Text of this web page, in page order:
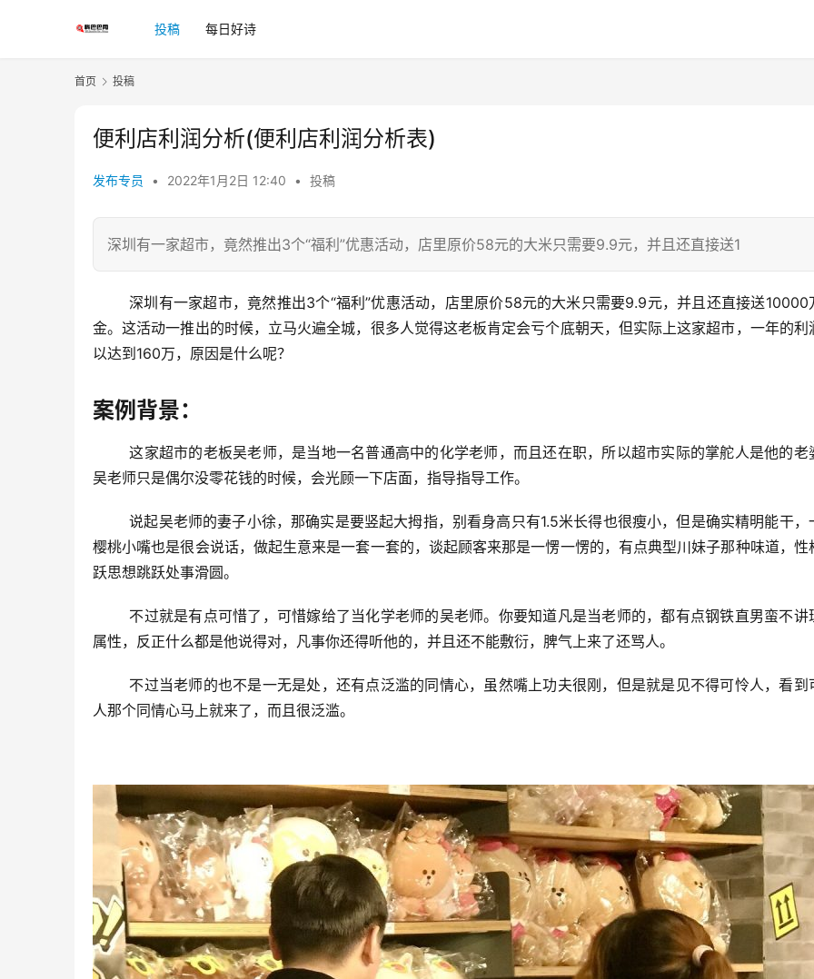
投稿 每日好诗
首页 投稿
便利店利润分析(便利店利润分析表)
发布专员 • 2022年1月2日 12:40 • 投稿
深圳有一家超市，竟然推出3个“福利”优惠活动，店里原价58元的大米只需要9.9元，并且还直接送1
	深圳有一家超市，竟然推出3个“福利”优惠活动，店里原价58元的大米只需要9.9元，并且还直接送10000万现
金。这活动一推出的时候，立马火遍全城，很多人觉得这老板肯定会亏个底朝天，但实际上这家超市，一年的利
以达到160万，原因是什么呢？
案例背景：
	这家超市的老板吴老师，是当地一名普通高中的化学老师，而且还在职，所以超市实际的掌舵人是他的老婆。
吴老师只是偶尔没零花钱的时候，会光顾一下店面，指导指导工作。
	说起吴老师的妻子小徐，那确实是要竖起大拇指，别看身高只有1.5米长得也很瘦小，但是确实精明能干，一张
樱桃小嘴也是很会说话，做起生意来是一套一套的，谈起顾客来那是一愣一愣的，有点典型川妹子那种味道，性
跃思想跳跃处事滑圆。
属性，反正什么都是他说得对，凡事你还得听他的，并且还不能敷衍，脾气上来了还骂人。
人那个同情心马上就来了，而且很泛滥。